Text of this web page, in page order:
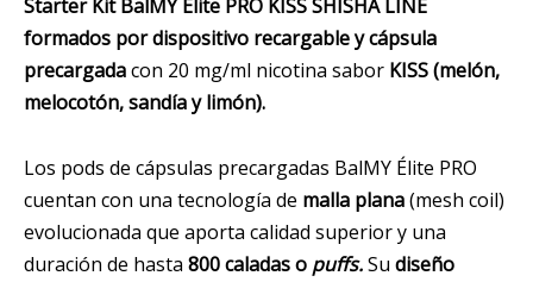
Starter Kit BalMY Élite PRO KISS SHISHA LINE
formados por dispositivo recargable y cápsula
precargadacon 20 mg/ml nicotina sabor KISS (melón,
melocotón, sandía y limón).
Los pods de cápsulas precargadas BalMY Élite PRO
cuentan con una tecnología de malla plana(mesh coil)
evolucionada que aporta calidad superior y una
duración de hasta 800 caladas o puffs.Su diseño